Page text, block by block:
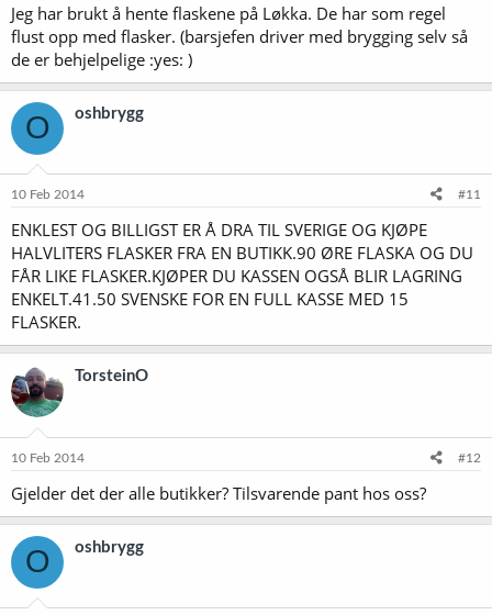
Jeg har brukt å hente flaskene på Løkka. De har som regel
flust opp med flasker. (barsjefen driver med brygging selv så
de er behjelpelige :yes: )
O oshbrygg
10 Feb 2014 #11
ENKLEST OG BILLIGST ER Å DRA TIL SVERIGE OG KJØPE
HALVLITERS FLASKER FRA EN BUTIKK.90 ØRE FLASKA OG DU
FÅR LIKE FLASKER.KJØPER DU KASSEN OGSÅ BLIR LAGRING
ENKELT.41.50 SVENSKE FOR EN FULL KASSE MED 15
FLASKER.
TorsteinO
10 Feb 2014 #12
Gjelder det der alle butikker? Tilsvarende pant hos oss?
O oshbrygg